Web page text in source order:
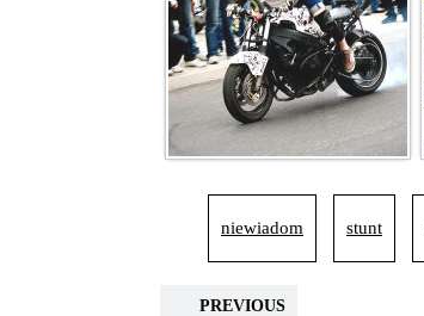
niewiadom stunt
PREVIOUS